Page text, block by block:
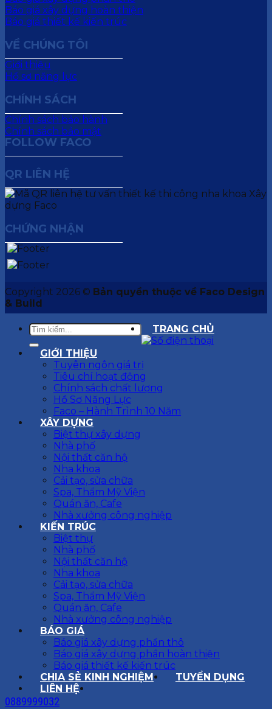
Báo giá xây dựng hoàn thiện
Báo giá thiết kế kiến trúc
VỀ CHÚNG TÔI
Giới thiệu
Hồ sơ năng lực
CHÍNH SÁCH
Chính sách bảo hành
Chính sách bảo mật
FOLLOW FACO
QR LIÊN HỆ
CHỨNG NHẬN
Copyright 2026 © Bản quyền thuộc về Faco Design
& Build
TRANG CHỦ
GIỚI THIỆU
Tuyên ngôn giá trị
Tiêu chí hoạt động
Chính sách chất lượng
Hồ Sơ Năng Lực
Faco – Hành Trình 10 Năm
XÂY DỰNG
Biệt thự xây dựng
Nhà phố
Nội thất căn hộ
Nha khoa
Cải tạo, sửa chữa
Spa, Thẩm Mỹ Viện
Quán ăn, Cafe
Nhà xưởng công nghiệp
KIẾN TRÚC
Biệt thự
Nhà phố
Nội thất căn hộ
Nha khoa
Cải tạo, sửa chữa
Spa, Thẩm Mỹ Viện
Quán ăn, Cafe
Nhà xưởng công nghiệp
BÁO GIÁ
Báo giá xây dựng phần thô
Báo giá xây dựng phần hoàn thiện
Báo giá thiết kế kiến trúc
CHIA SẺ KINH NGHIỆM
TUYỂN DỤNG
LIÊN HỆ
0889999032